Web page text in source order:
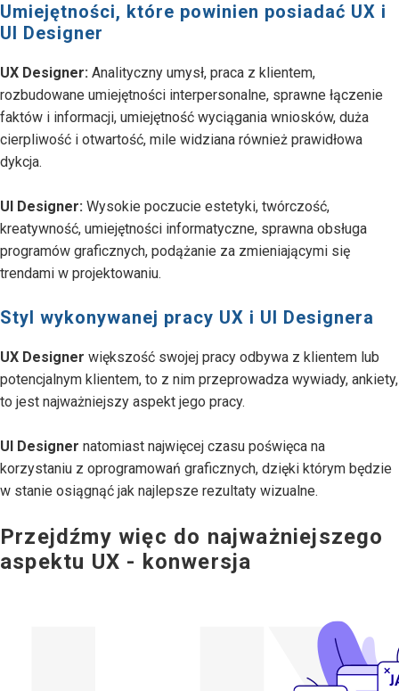
Umiejętności, które powinien posiadać UX i
UI Designer
UX Designer: Analityczny umysł, praca z klientem,
rozbudowane umiejętności interpersonalne, sprawne łączenie
faktów i informacji, umiejętność wyciągania wniosków, duża
cierpliwość i otwartość, mile widziana również prawidłowa
dykcja.
UI Designer: Wysokie poczucie estetyki, twórczość,
kreatywność, umiejętności informatyczne, sprawna obsługa
programów graficznych, podążanie za zmieniającymi się
trendami w projektowaniu.
Styl wykonywanej pracy UX i UI Designera
UX Designer większość swojej pracy odbywa z klientem lub
potencjalnym klientem, to z nim przeprowadza wywiady, ankiety,
to jest najważniejszy aspekt jego pracy.
UI Designer natomiast najwięcej czasu poświęca na
korzystaniu z oprogramowań graficznych, dzięki którym będzie
w stanie osiągnąć jak najlepsze rezultaty wizualne.
Przejdźmy więc do najważniejszego
aspektu UX - konwersja